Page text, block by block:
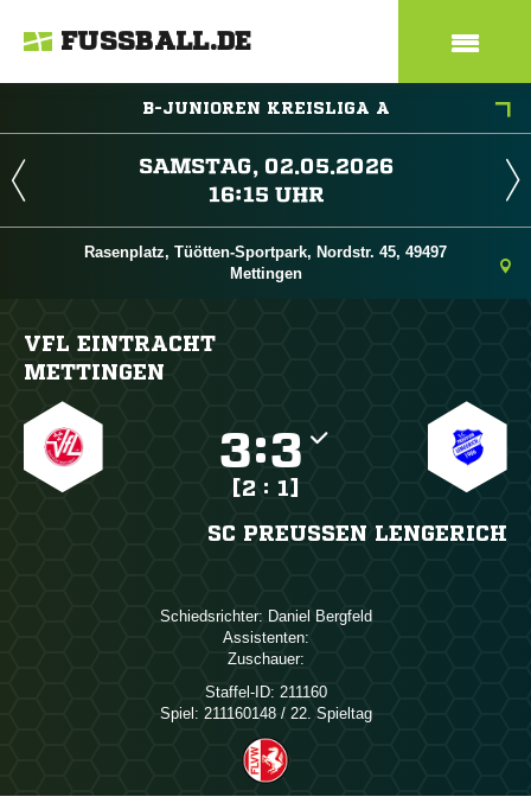
FUSSBALL.DE
B-JUNIOREN KREISLIGA A
 
 
Rasenplatz, Tüötten-Sportpark, Nordstr. 45, 49497
Mettingen
VFL EINTRACHT
METTINGEN
:
[2 : 1]
SC PREUSSEN LENGERICH
Schiedsrichter:  
Assistenten:
Zuschauer:
Staffel-ID: 211160
Spiel: 211160148 / 22. Spieltag